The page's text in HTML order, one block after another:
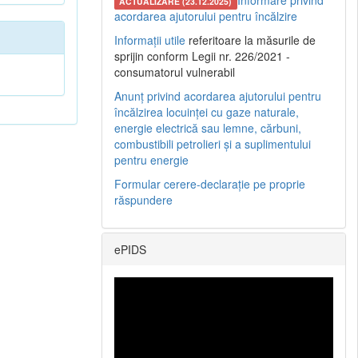
acordarea ajutorului pentru încălzire
Informații utile referitoare la măsurile de
sprijin conform Legii nr. 226/2021 -
consumatorul vulnerabil
Anunț privind acordarea ajutorului pentru
încălzirea locuinței cu gaze naturale,
energie electrică sau lemne, cărbuni,
combustibili petrolieri și a suplimentului
pentru energie
Formular cerere-declarație pe proprie
răspundere
ePIDS